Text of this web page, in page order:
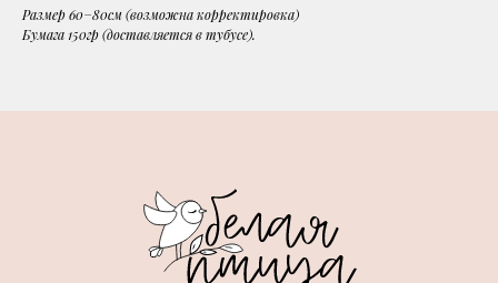
Размер 60−80см (возможна корректировка)
Бумага 150гр (доставляется в тубусе).